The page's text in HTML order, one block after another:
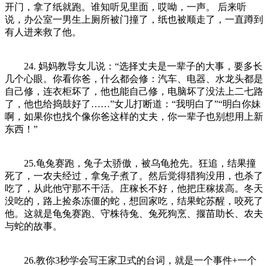
开门，拿了纸就跑。谁知听见里面，哎呦，一声。 后来听
说，办公室一男生上厕所被门撞了，纸也被顺走了，一直蹲到
有人进来救了他。
24. 妈妈教导女儿说：“选择丈夫是一辈子的大事，要多长
几个心眼。你看你爸，什么都会修：汽车、电器、水龙头都是
自己修，连衣柜坏了，他也能自己修，电脑坏了没法上二七路
了，他也给捣鼓好了……”女儿打断道：“我明白了”“明白你妹
啊，如果你也找个像你爸这样的丈夫，你一辈子也别想用上新
东西！”
25.龟兔赛跑，兔子太骄傲，被乌龟抢先。狂追，结果撞
死了，一农夫经过，拿兔子煮了。然后觉得猎狗没用，也杀了
吃了，从此他守那不干活。庄稼长不好，他把庄稼拔高。冬天
没吃的，路上捡条冻僵的蛇，想回家吃，结果蛇苏醒，咬死了
他。这就是龟兔赛跑、守株待兔、兔死狗烹、揠苗助长、农夫
与蛇的故事。
26.教你3秒学会写王家卫式的台词，就是一个事件+一个